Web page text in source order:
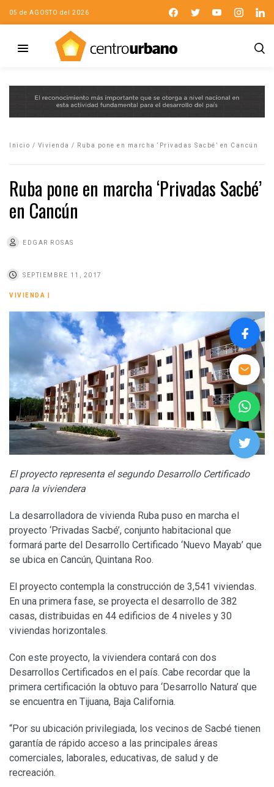
05 de AGOSTO del 2026
Inicio / Vivienda / Ruba pone en marcha ‘Privadas Sacbé’ en Cancún
Ruba pone en marcha ‘Privadas Sacbé’
en Cancún
EDGAR ROSAS
SEPTIEMBRE 11, 2017
VIVIENDA
El proyecto representa el segundo Desarrollo Certificado
para la viviendera
La desarrolladora de vivienda Ruba puso en marcha el
proyecto ‘Privadas Sacbé’, conjunto habitacional que
formará parte del Desarrollo Certificado ‘Nuevo Mayab’ que
se ubica en Cancún, Quintana Roo.
El proyecto contempla la construcción de 3,541 viviendas.
En una primera fase, se proyecta el desarrollo de 382
casas, distribuidas en 44 edificios de 4 niveles y 30
viviendas horizontales.
Con este proyecto, la viviendera contará con dos
Desarrollos Certificados en el país. Cabe recordar que la
primera certificación la obtuvo para ‘Desarrollo Natura’ que
se encuentra en Tijuana, Baja California.
“Por su ubicación privilegiada, los vecinos de Sacbé tienen
garantía de rápido acceso a las principales áreas
comerciales, laborales, educativas, de salud y de
recreación.